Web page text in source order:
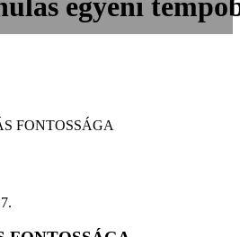
FONTOSSÁGA